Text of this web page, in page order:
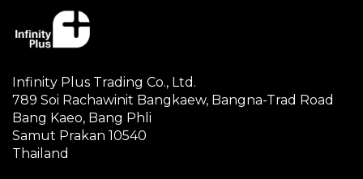
Infinity Plus Trading Co., Ltd.
789 Soi Rachawinit Bangkaew, Bangna-Trad Road
Bang Kaeo, Bang Phli
Samut Prakan 10540
Thailand